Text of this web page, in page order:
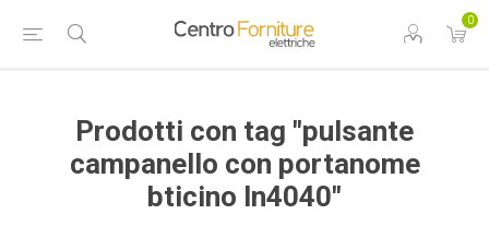
0
Prodotti con tag "pulsante
campanello con portanome
bticino ln4040"